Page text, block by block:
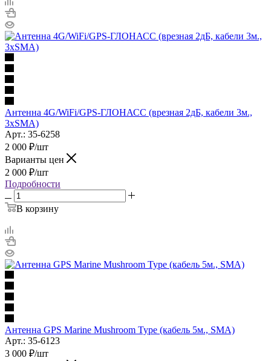
Антенна 4G/WiFi/GPS-ГЛОНАСС (врезная 2дБ, кабели 3м.,
3xSMA)
Арт.: 35-6258
2 000 ₽/шт
Варианты цен
2 000 ₽/шт
Подробности
В корзину
Антенна GPS Marine Mushroom Type (кабель 5м., SMA)
Арт.: 35-6123
3 000 ₽/шт